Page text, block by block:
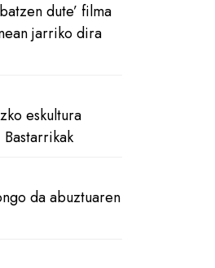
dute’ filma
jarriko dira
eskultura
da abuztuaren